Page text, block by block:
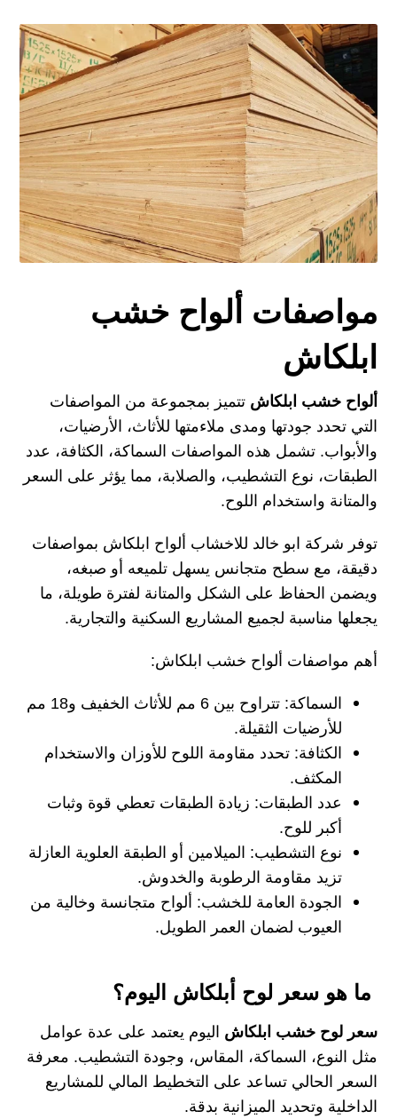
مواصفات ألواح خشب
ابلكاش
ألواح خشب ابلكاش تتميز بمجموعة من المواصفات
التي تحدد جودتها ومدى ملاءمتها للأثاث، الأرضيات،
والأبواب. تشمل هذه المواصفات السماكة، الكثافة، عدد
الطبقات، نوع التشطيب، والصلابة، مما يؤثر على السعر
والمتانة واستخدام اللوح.
توفر شركة ابو خالد للاخشاب ألواح ابلكاش بمواصفات
دقيقة، مع سطح متجانس يسهل تلميعه أو صبغه،
ويضمن الحفاظ على الشكل والمتانة لفترة طويلة، ما
يجعلها مناسبة لجميع المشاريع السكنية والتجارية.
أهم مواصفات ألواح خشب ابلكاش:
السماكة: تتراوح بين 6 مم للأثاث الخفيف و18 مم
للأرضيات الثقيلة.
الكثافة: تحدد مقاومة اللوح للأوزان والاستخدام
المكثف.
عدد الطبقات: زيادة الطبقات تعطي قوة وثبات
أكبر للوح.
نوع التشطيب: الميلامين أو الطبقة العلوية العازلة
تزيد مقاومة الرطوبة والخدوش.
الجودة العامة للخشب: ألواح متجانسة وخالية من
العيوب لضمان العمر الطويل.
ما هو سعر لوح أبلكاش اليوم؟
سعر لوح خشب ابلكاش اليوم يعتمد على عدة عوامل
مثل النوع، السماكة، المقاس، وجودة التشطيب. معرفة
السعر الحالي تساعد على التخطيط المالي للمشاريع
الداخلية وتحديد الميزانية بدقة.